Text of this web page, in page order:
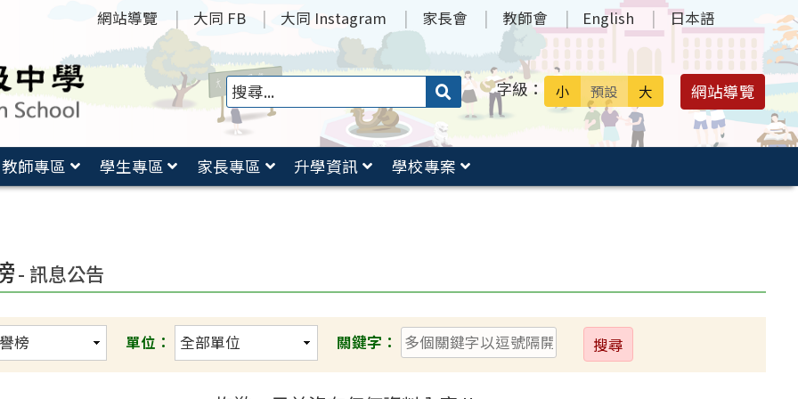
網站導覽 大同 FB 大同 Instagram 家長會 教師會 English 日本語
搜
送出 字級： 小 預設 大 網站導覽
教師專區 學生專區 家長專區 升學資訊 學校專案
- 訊息公告
單位： 關鍵字：
送
出